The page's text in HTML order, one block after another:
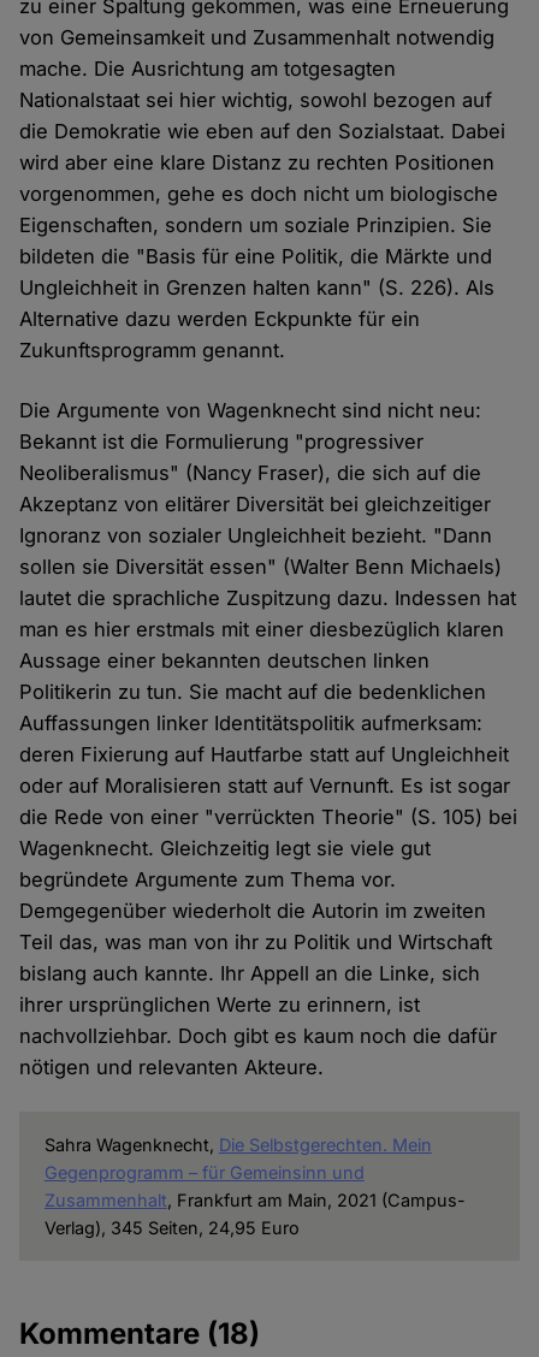
zu einer Spaltung gekommen, was eine Erneuerung
von Gemeinsamkeit und Zusammenhalt notwendig
mache. Die Ausrichtung am totgesagten
Nationalstaat sei hier wichtig, sowohl bezogen auf
die Demokratie wie eben auf den Sozialstaat. Dabei
wird aber eine klare Distanz zu rechten Positionen
vorgenommen, gehe es doch nicht um biologische
Eigenschaften, sondern um soziale Prinzipien. Sie
bildeten die "Basis für eine Politik, die Märkte und
Ungleichheit in Grenzen halten kann" (S. 226). Als
Alternative dazu werden Eckpunkte für ein
Zukunftsprogramm genannt.
Die Argumente von Wagenknecht sind nicht neu:
Bekannt ist die Formulierung "progressiver
Neoliberalismus" (Nancy Fraser), die sich auf die
Akzeptanz von elitärer Diversität bei gleichzeitiger
Ignoranz von sozialer Ungleichheit bezieht. "Dann
sollen sie Diversität essen" (Walter Benn Michaels)
lautet die sprachliche Zuspitzung dazu. Indessen hat
man es hier erstmals mit einer diesbezüglich klaren
Aussage einer bekannten deutschen linken
Politikerin zu tun. Sie macht auf die bedenklichen
Auffassungen linker Identitätspolitik aufmerksam:
deren Fixierung auf Hautfarbe statt auf Ungleichheit
oder auf Moralisieren statt auf Vernunft. Es ist sogar
die Rede von einer "verrückten Theorie" (S. 105) bei
Wagenknecht. Gleichzeitig legt sie viele gut
begründete Argumente zum Thema vor.
Demgegenüber wiederholt die Autorin im zweiten
Teil das, was man von ihr zu Politik und Wirtschaft
bislang auch kannte. Ihr Appell an die Linke, sich
ihrer ursprünglichen Werte zu erinnern, ist
nachvollziehbar. Doch gibt es kaum noch die dafür
nötigen und relevanten Akteure.
Sahra Wagenknecht, Die Selbstgerechten. Mein
Gegenprogramm – für Gemeinsinn und
Zusammenhalt, Frankfurt am Main, 2021 (Campus-
Verlag), 345 Seiten, 24,95 Euro
Kommentare (18)